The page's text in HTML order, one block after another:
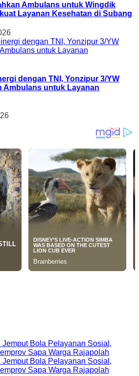
Ambulans untuk Wingdik
Layanan Kesehatan di Subang
dengan TNI, Yonzipur 3/YW
Ambulans untuk Layanan